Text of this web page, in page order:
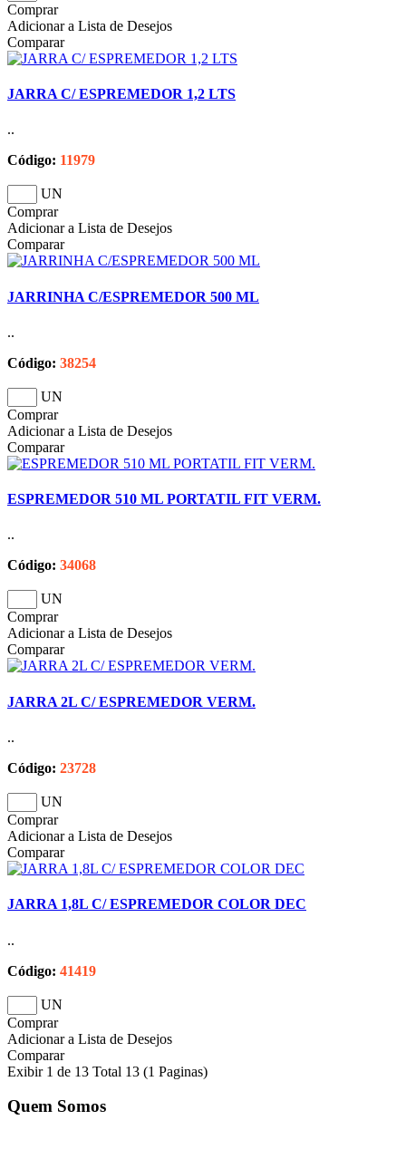
Comprar
Adicionar a Lista de Desejos
Comparar
JARRA C/ ESPREMEDOR 1,2 LTS
..
Código: 11979
UN
Comprar
Adicionar a Lista de Desejos
Comparar
JARRINHA C/ESPREMEDOR 500 ML
..
Código: 38254
UN
Comprar
Adicionar a Lista de Desejos
Comparar
ESPREMEDOR 510 ML PORTATIL FIT VERM.
..
Código: 34068
UN
Comprar
Adicionar a Lista de Desejos
Comparar
JARRA 2L C/ ESPREMEDOR VERM.
..
Código: 23728
UN
Comprar
Adicionar a Lista de Desejos
Comparar
JARRA 1,8L C/ ESPREMEDOR COLOR DEC
..
Código: 41419
UN
Comprar
Adicionar a Lista de Desejos
Comparar
Exibir 1 de 13 Total 13 (1 Paginas)
Quem Somos